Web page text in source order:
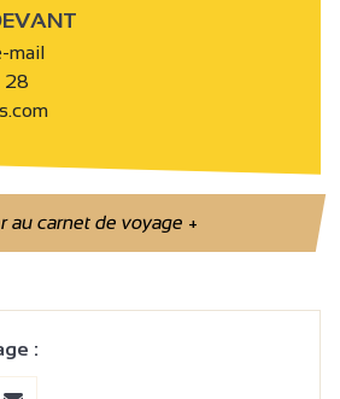
mail
28
au carnet de voyage+
: